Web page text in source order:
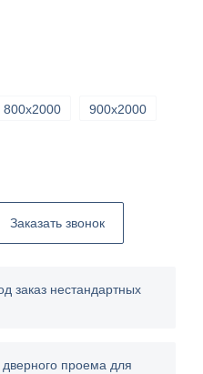
800х2000 900х2000
Заказать звонок
заказ нестандартных
проема для